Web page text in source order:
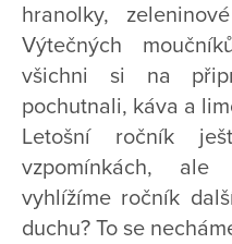
hranolky,
Výtečných
všichni si na
pochutnali, káva a
Letošní ročník
vzpomínkách,
vyhlížíme ročník
duchu? To se